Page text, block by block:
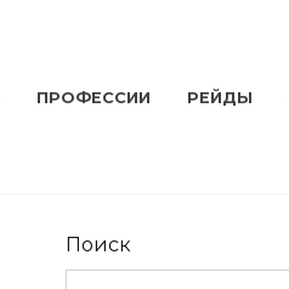
ПРОФЕССИИ РЕЙДЫ
Поиск